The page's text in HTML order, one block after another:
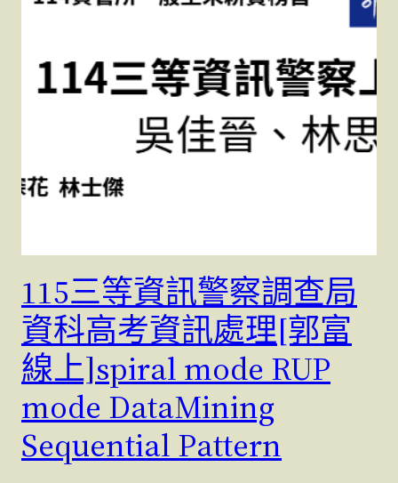
115三等資訊警察調查局
資科高考資訊處理[郭富
線上]spiral mode RUP
mode DataMining
Sequential Pattern